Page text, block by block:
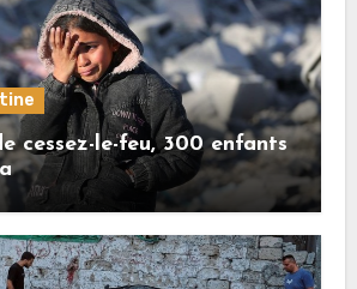
cessez-le-feu, 300 enfants